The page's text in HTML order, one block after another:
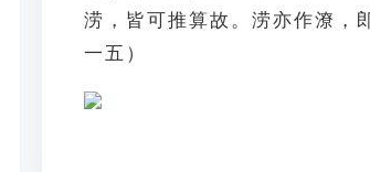
涝，皆可推算故。涝亦作潦，
一五）